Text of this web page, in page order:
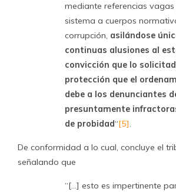
mediante referencias
sistema a cuerpos
corrupción, asilándose
continuas alusiones al
convicción que lo
protección que el
debe a los denunciantes
presuntamente
de probidad“[5].
De conformidad a lo cual, concluye el
señalando que
“[…] esto es impertinente